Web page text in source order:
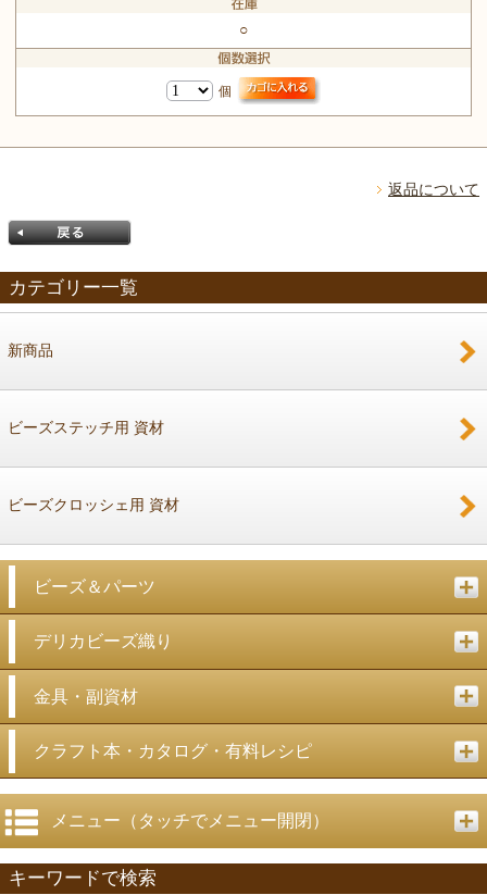
○
個
返品について
カテゴリー一覧
新商品
ビーズステッチ用 資材
ビーズクロッシェ用 資材
ビーズ＆パーツ
デリカビーズ織り
金具・副資材
クラフト本・カタログ・有料レシピ
メニュー（タッチでメニュー開閉）
キーワードで検索